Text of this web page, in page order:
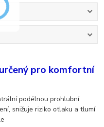
pro komfortní
podélnou prohlubní
snižuje riziko otlaku a tlumí